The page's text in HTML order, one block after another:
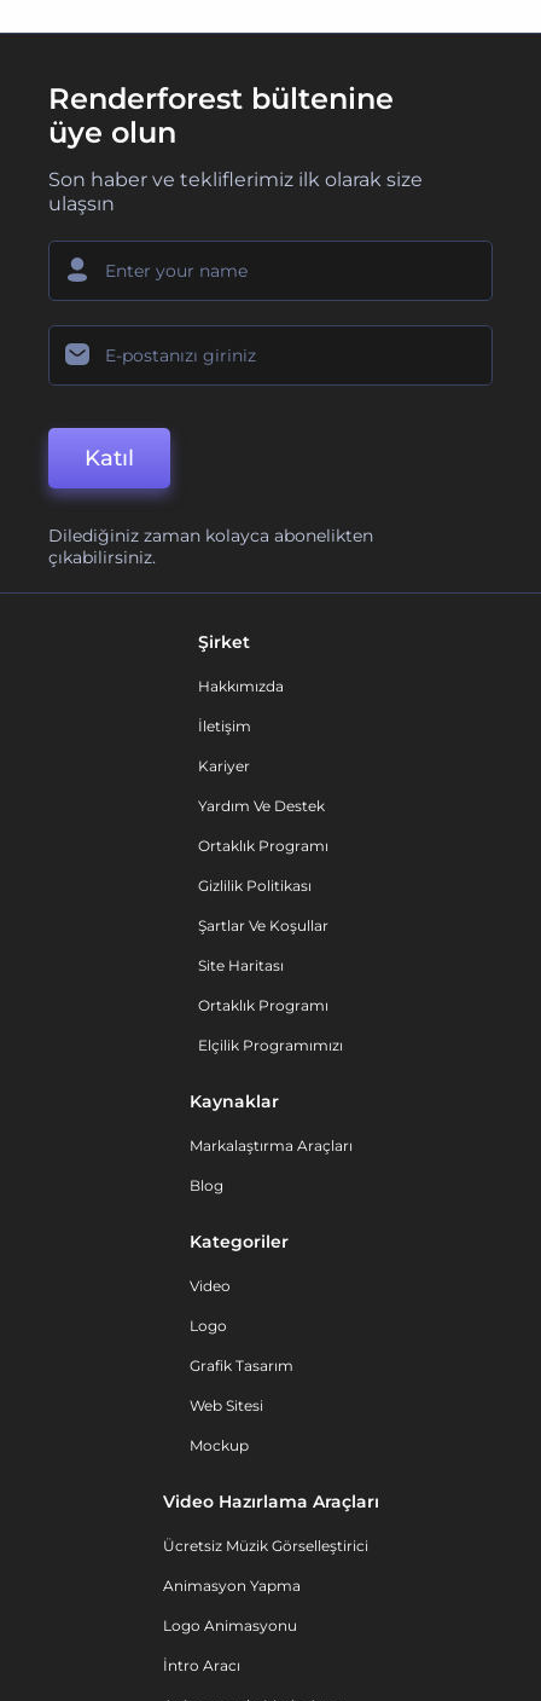
Renderforest bültenine
üye olun
Son haber ve tekliflerimiz ilk olarak size
ulaşsın
Katıl
Dilediğiniz zaman kolayca abonelikten
çıkabilirsiniz.
Şirket
Hakkımızda
İletişim
Kariyer
Yardım Ve Destek
Ortaklık Programı
Gizlilik Politikası
Şartlar Ve Koşullar
Site Haritası
Ortaklık Programı
Elçilik Programımızı
Kaynaklar
Markalaştırma Araçları
Blog
Kategoriler
Video
Logo
Grafik Tasarım
Web Sitesi
Mockup
Video Hazırlama Araçları
Ücretsiz Müzik Görselleştirici
Animasyon Yapma
Logo Animasyonu
İntro Aracı